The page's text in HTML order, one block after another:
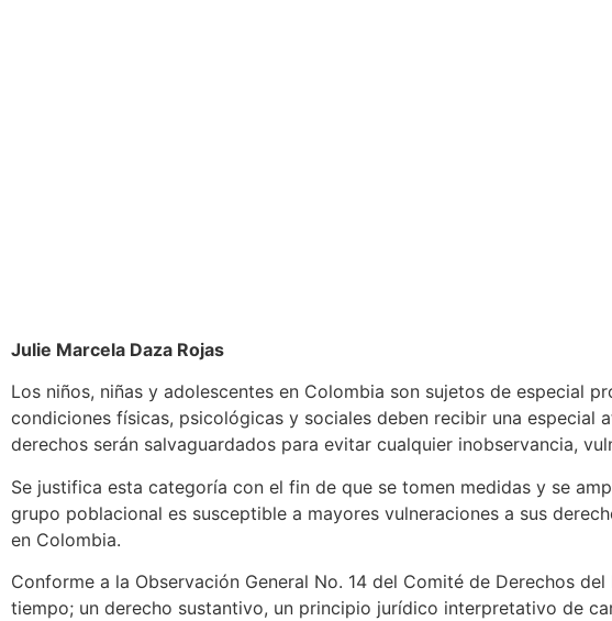
Julie Marcela Daza Rojas
Los niños, niñas y adolescentes en Colombia son sujetos de especial
condiciones físicas, psicológicas y sociales deben recibir una
derechos serán salvaguardados para evitar cualquier inobservancia,
Se justifica esta categoría con el fin de que se tomen medidas y se
grupo poblacional es susceptible a mayores vulneraciones a sus
en Colombia.
Conforme a la Observación General No. 14 del Comité de Derechos
tiempo; un derecho sustantivo, un principio jurídico interpretativo de